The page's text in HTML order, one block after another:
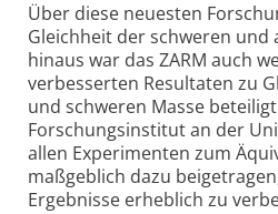
Über diese neuesten
Gleichheit der schweren und
hinaus war das ZARM auch
verbesserten Resultaten zu
und schweren Masse
Forschungs­institut an der
allen Experimenten zum
maßgeblich dazu
Ergebnisse erheblich zu